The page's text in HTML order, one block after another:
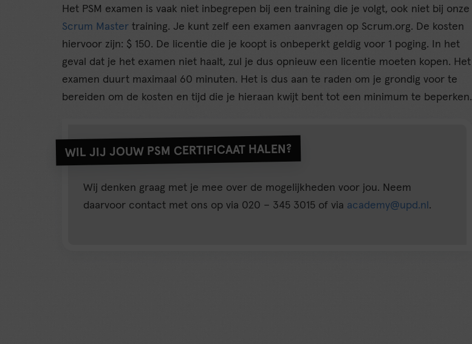
Het PSM examen is vaak niet inbegrepen bij een training die je volgt, ook niet bij onze
Scrum Master training. Je kunt zelf een examen aanvragen op Scrum.org. De kosten
hiervoor zijn: $ 150. De licentie die je koopt is onbeperkt geldig voor 1 poging. In het
geval dat je het examen niet haalt, zul je dus opnieuw een licentie moeten kopen. Het
examen duurt maximaal 60 minuten. Het is dus aan te raden om je grondig voor te
bereiden om de kosten en tijd die je hieraan kwijt bent tot een minimum te beperken.
WIL JIJ JOUW PSM CERTIFICAAT HALEN?
Wij denken graag met je mee over de mogelijkheden voor jou. Neem
daarvoor contact met ons op via 020 – 345 3015 of via academy@upd.nl .